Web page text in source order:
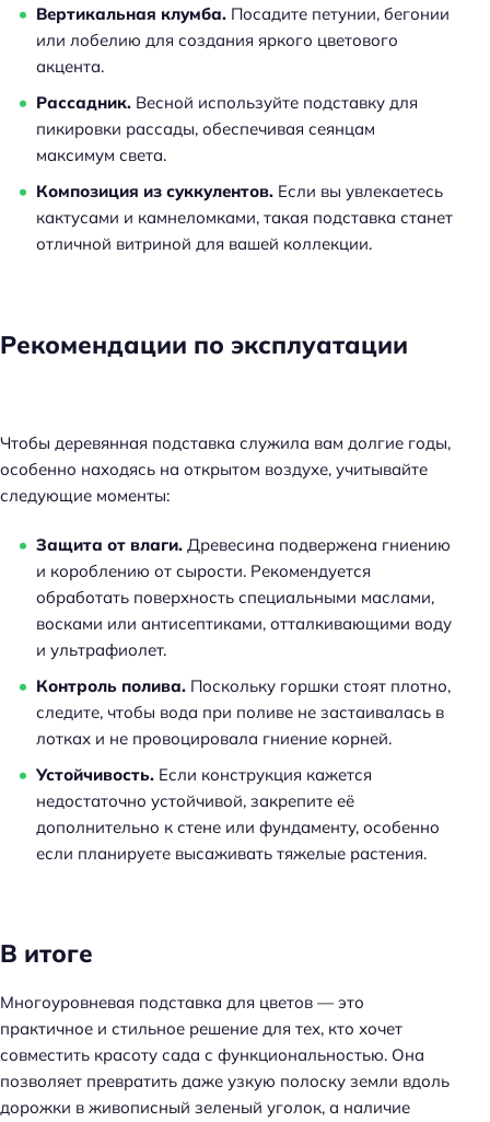
Вертикальная клумба. Посадите петунии, бегонии
или лобелию для создания яркого цветового
акцента.
Рассадник. Весной используйте подставку для
пикировки рассады, обеспечивая сеянцам
максимум света.
Композиция из суккулентов. Если вы увлекаетесь
кактусами и камнеломками, такая подставка станет
отличной витриной для вашей коллекции.
Рекомендации по эксплуатации
Чтобы деревянная подставка служила вам долгие годы,
особенно находясь на открытом воздухе, учитывайте
следующие моменты:
Защита от влаги. Древесина подвержена гниению
и короблению от сырости. Рекомендуется
обработать поверхность специальными маслами,
восками или антисептиками, отталкивающими воду
и ультрафиолет.
Контроль полива. Поскольку горшки стоят плотно,
следите, чтобы вода при поливе не застаивалась в
лотках и не провоцировала гниение корней.
Устойчивость. Если конструкция кажется
недостаточно устойчивой, закрепите её
дополнительно к стене или фундаменту, особенно
если планируете высаживать тяжелые растения.
В итоге
Многоуровневая подставка для цветов — это
практичное и стильное решение для тех, кто хочет
совместить красоту сада с функциональностью. Она
позволяет превратить даже узкую полоску земли вдоль
дорожки в живописный зеленый уголок, а наличие